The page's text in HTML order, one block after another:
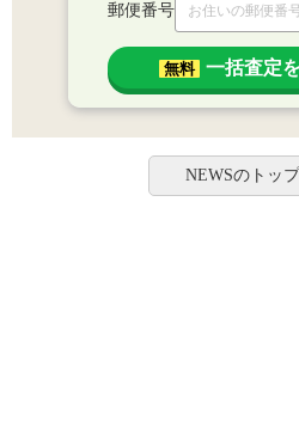
郵便番号
無料 一括査定
NEWSのトッ